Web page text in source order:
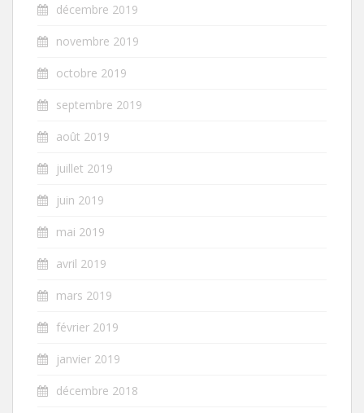
décembre 2019
novembre 2019
octobre 2019
septembre 2019
août 2019
juillet 2019
juin 2019
mai 2019
avril 2019
mars 2019
février 2019
janvier 2019
décembre 2018